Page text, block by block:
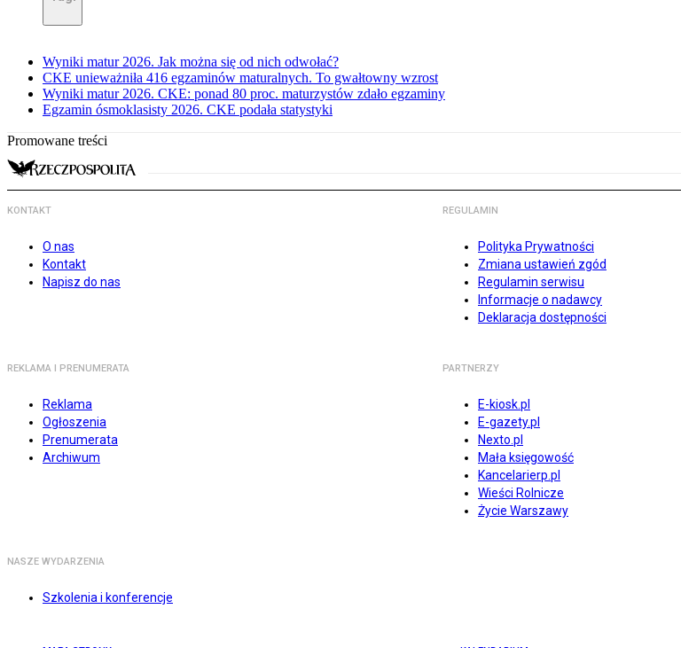
Wyniki matur 2026. Jak można się od nich odwołać?
CKE unieważniła 416 egzaminów maturalnych. To gwałtowny wzrost
Wyniki matur 2026. CKE: ponad 80 proc. maturzystów zdało egzaminy
Egzamin ósmoklasisty 2026. CKE podała statystyki
Promowane treści
KONTAKT
O nas
Kontakt
Napisz do nas
REGULAMIN
Polityka Prywatności
Zmiana ustawień zgód
Regulamin serwisu
Informacje o nadawcy
Deklaracja dostępności
REKLAMA I PRENUMERATA
Reklama
Ogłoszenia
Prenumerata
Archiwum
PARTNERZY
E-kiosk.pl
E-gazety.pl
Nexto.pl
Mała księgowość
Kancelarierp.pl
Wieści Rolnicze
Życie Warszawy
NASZE WYDARZENIA
Szkolenia i konferencje